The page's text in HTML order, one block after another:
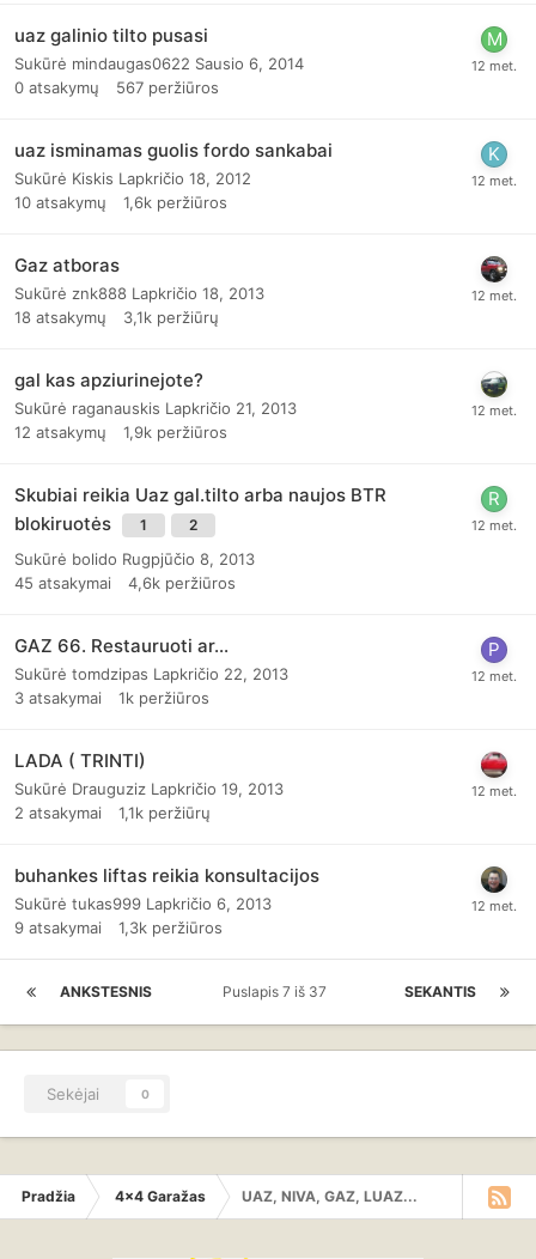
uaz galinio tilto pusasi
Sukūrė mindaugas0622 Sausio 6, 2014
0 atsakymų 567 peržiūros
uaz isminamas guolis fordo sankabai
Sukūrė Kiskis Lapkričio 18, 2012
10 atsakymų 1,6k peržiūros
Gaz atboras
Sukūrė znk888 Lapkričio 18, 2013
18 atsakymų 3,1k peržiūrų
gal kas apziurinejote?
Sukūrė raganauskis Lapkričio 21, 2013
12 atsakymų 1,9k peržiūros
Skubiai reikia Uaz gal.tilto arba naujos BTR
blokiruotės
1 2
Sukūrė bolido Rugpjūčio 8, 2013
45 atsakymai 4,6k peržiūros
GAZ 66. Restauruoti ar...
Sukūrė tomdzipas Lapkričio 22, 2013
3 atsakymai 1k peržiūros
LADA ( TRINTI)
Sukūrė Drauguziz Lapkričio 19, 2013
2 atsakymai 1,1k peržiūrų
buhankes liftas reikia konsultacijos
Sukūrė tukas999 Lapkričio 6, 2013
9 atsakymai 1,3k peržiūros
ANKSTESNIS SEKANTIS
Puslapis 7 iš 37
Sekėjai 0
Pradžia 4x4 Garažas UAZ, NIVA, GAZ, LUAZ...